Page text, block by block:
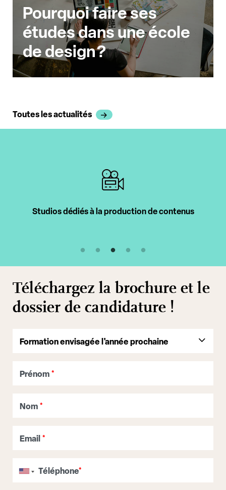
Pourquoi faire ses
études dans une école
de design ?
Toutes les actualités
Intervenants professionnels
Téléchargez la brochure et le
dossier de candidature !
Prénom *
Nom *
Email *
Téléphone*